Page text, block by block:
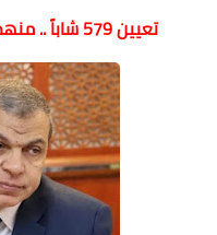
تعيين 579 شاباً .. منهم 5 من ذوي القدرات بالسويس